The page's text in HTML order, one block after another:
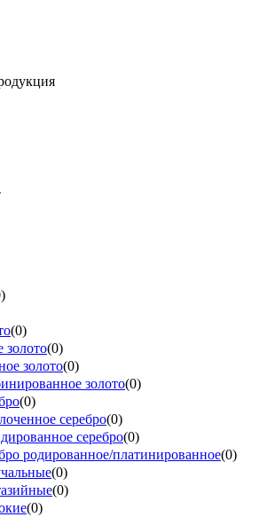
)
(0)
золото(0)
золото(0)
золото(0)
(0)
серебро(0)
серебро(0)
родированное/платинированное(0)
(0)
(0)
(0)